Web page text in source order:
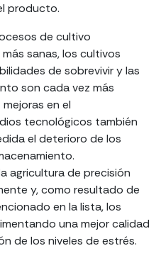
producto.
de cultivo
sanas, los cultivos
de sobrevivir y las
son cada vez más
en el
tecnológicos también
el deterioro de los
agricultura de precisión
y, como resultado de
en la lista, los
una mejor calidad
de los niveles de estrés.